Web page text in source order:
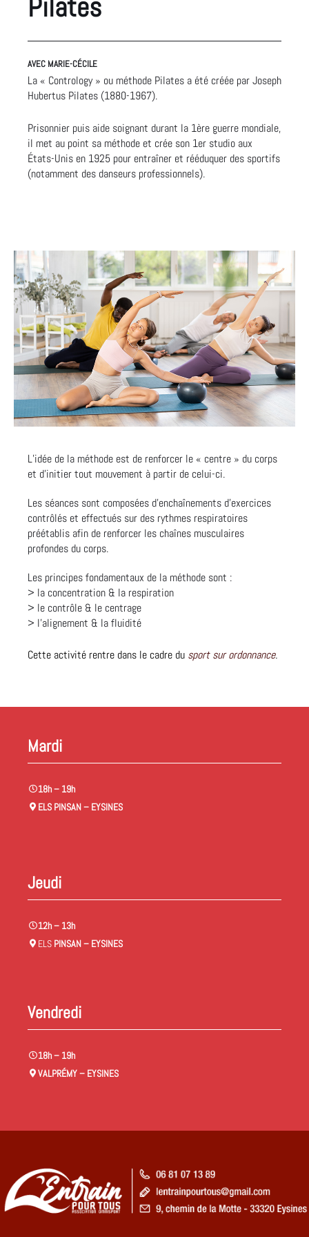
Pilates
AVEC MARIE-CÉCILE
La « Contrology » ou méthode Pilates a été créée par Joseph
Hubertus Pilates (1880-1967).
Prisonnier puis aide soignant durant la 1ère guerre mondiale,
il met au point sa méthode et crée son 1er studio aux
États-Unis en 1925 pour entraîner et rééduquer des sportifs
(notamment des danseurs professionnels).
L’idée de la méthode est de renforcer le « centre » du corps
et d’initier tout mouvement à partir de celui-ci.
Les séances sont composées d’enchaînements d’exercices
contrôlés et effectués sur des rythmes respiratoires
préétablis afin de renforcer les chaînes musculaires
profondes du corps.
Les principes fondamentaux de la méthode sont :
> la concentration & la respiration
> le contrôle & le centrage
> l’alignement & la fluidité
Cette activité rentre dans le cadre du sport sur ordonnance.
Mardi
18h – 19h
ELS PINSAN – EYSINES
Jeudi
12h – 13h
ELS PINSAN – EYSINES
Vendredi
18h – 19h
VALPRÉMY – EYSINES